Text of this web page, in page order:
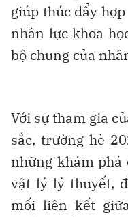
giúp thúc đẩy
nhân lực khoa
bộ chung của
Với sự tham gia
sắc, trường hè
những khám
vật lý lý thuyết,
mối liên kết